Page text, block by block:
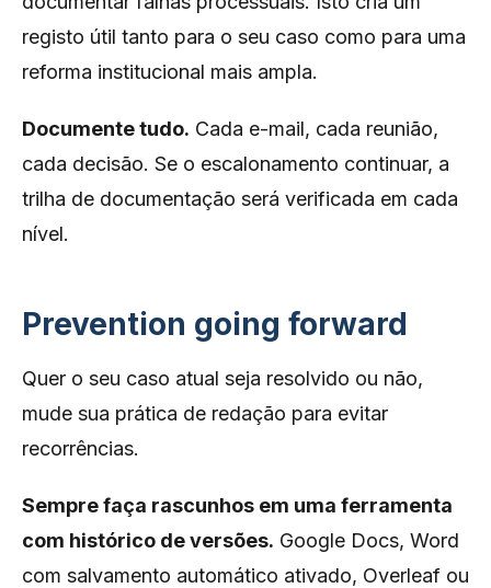
registo útil tanto para o seu caso como para uma
reforma institucional mais ampla.
Documente tudo. Cada e-mail, cada reunião,
cada decisão. Se o escalonamento continuar, a
trilha de documentação será verificada em cada
nível.
Prevention going forward
Quer o seu caso atual seja resolvido ou não,
mude sua prática de redação para evitar
recorrências.
Sempre faça rascunhos em uma ferramenta
com histórico de versões. Google Docs, Word
com salvamento automático ativado, Overleaf ou